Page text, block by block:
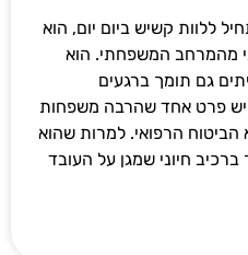
ללוות קשיש ביום יום, הוא
מהמרחב המשפחתי. הוא
גם תומך ברגעים
יש פרט אחד שהרבה משפחות
הביטוח הרפואי. למרות שהוא
חיוני שמגן על העובד